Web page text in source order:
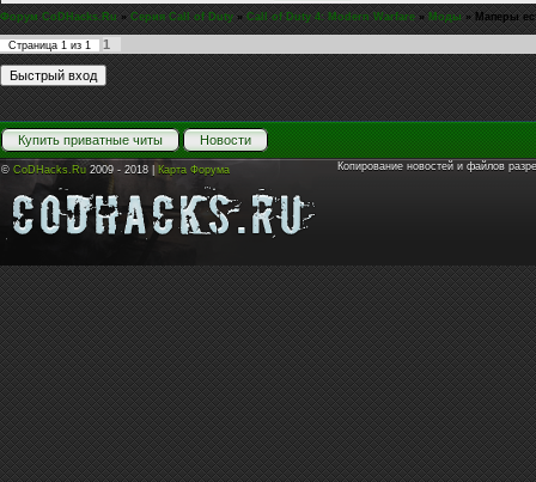
Форум CoDHacks.Ru » Серия Call of Duty » Call of Duty 4: Modern Warfare » Моды » Маперы
Страница 1 из 1 1
Купить приватные читы Новости
© CoDHacks.Ru 2009 - 2018 | Карта Форума Копирование новостей и файлов